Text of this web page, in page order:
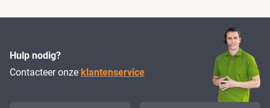
Hulp nodig?
Contacteer onze klantenservice